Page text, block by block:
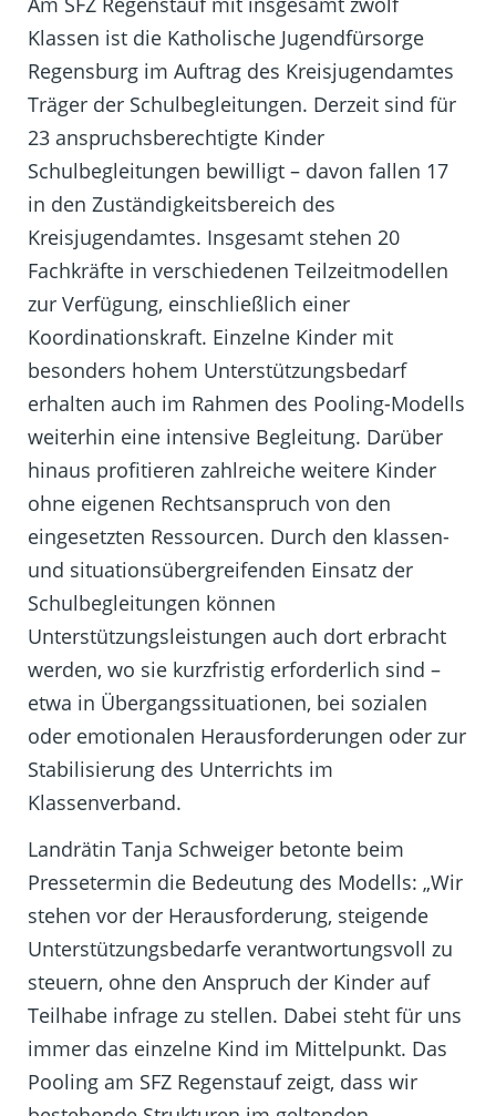
Klassen ist die Katholische Jugendfürsorge
Regensburg im Auftrag des Kreisjugendamtes
Träger der Schulbegleitungen. Derzeit sind für
23 anspruchsberechtigte Kinder
Schulbegleitungen bewilligt – davon fallen 17
in den Zuständigkeitsbereich des
Kreisjugendamtes. Insgesamt stehen 20
Fachkräfte in verschiedenen Teilzeitmodellen
zur Verfügung, einschließlich einer
Koordinationskraft. Einzelne Kinder mit
besonders hohem Unterstützungsbedarf
erhalten auch im Rahmen des Pooling-Modells
weiterhin eine intensive Begleitung. Darüber
hinaus profitieren zahlreiche weitere Kinder
ohne eigenen Rechtsanspruch von den
eingesetzten Ressourcen. Durch den klassen-
und situationsübergreifenden Einsatz der
Schulbegleitungen können
Unterstützungsleistungen auch dort erbracht
werden, wo sie kurzfristig erforderlich sind –
etwa in Übergangssituationen, bei sozialen
oder emotionalen Herausforderungen oder zur
Stabilisierung des Unterrichts im
Klassenverband.
Landrätin Tanja Schweiger betonte beim
Pressetermin die Bedeutung des Modells: „Wir
stehen vor der Herausforderung, steigende
Unterstützungsbedarfe verantwortungsvoll zu
steuern, ohne den Anspruch der Kinder auf
Teilhabe infrage zu stellen. Dabei steht für uns
immer das einzelne Kind im Mittelpunkt. Das
Pooling am SFZ Regenstauf zeigt, dass wir